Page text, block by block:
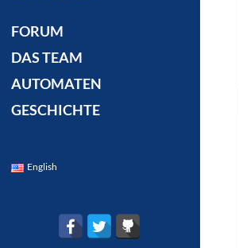
FORUM
DAS TEAM
AUTOMATEN
GESCHICHTE
English